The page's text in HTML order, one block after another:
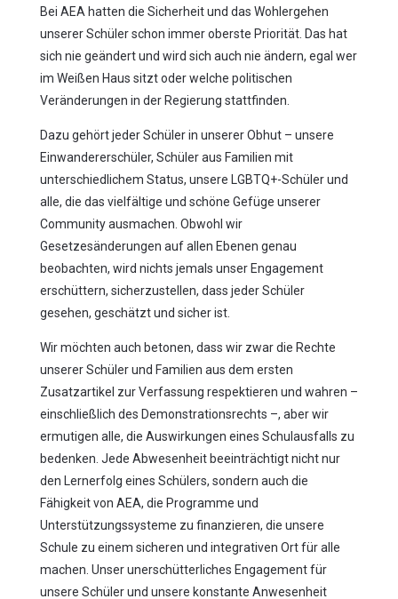
Bei AEA hatten die Sicherheit und das Wohlergehen
unserer Schüler schon immer oberste Priorität. Das hat
sich nie geändert und wird sich auch nie ändern, egal wer
im Weißen Haus sitzt oder welche politischen
Veränderungen in der Regierung stattfinden.
Dazu gehört jeder Schüler in unserer Obhut – unsere
Einwandererschüler, Schüler aus Familien mit
unterschiedlichem Status, unsere LGBTQ+-Schüler und
alle, die das vielfältige und schöne Gefüge unserer
Community ausmachen. Obwohl wir
Gesetzesänderungen auf allen Ebenen genau
beobachten, wird nichts jemals unser Engagement
erschüttern, sicherzustellen, dass jeder Schüler
gesehen, geschätzt und sicher ist.
Wir möchten auch betonen, dass wir zwar die Rechte
unserer Schüler und Familien aus dem ersten
Zusatzartikel zur Verfassung respektieren und wahren –
einschließlich des Demonstrationsrechts –, aber wir
ermutigen alle, die Auswirkungen eines Schulausfalls zu
bedenken. Jede Abwesenheit beeinträchtigt nicht nur
den Lernerfolg eines Schülers, sondern auch die
Fähigkeit von AEA, die Programme und
Unterstützungssysteme zu finanzieren, die unsere
Schule zu einem sicheren und integrativen Ort für alle
machen. Unser unerschütterliches Engagement für
unsere Schüler und unsere konstante Anwesenheit